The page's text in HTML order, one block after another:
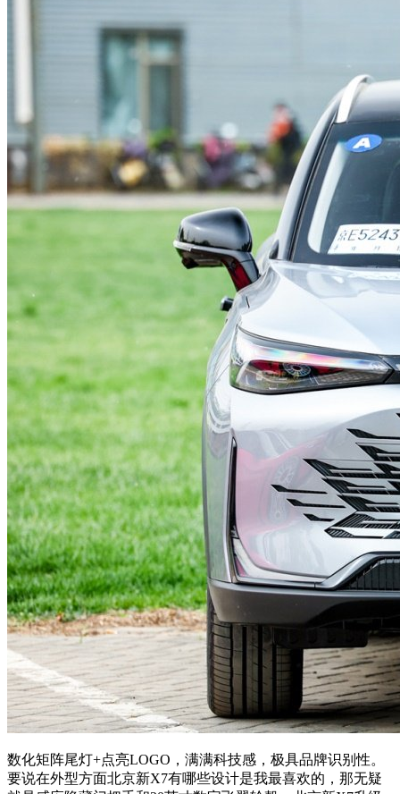
数化矩阵尾灯+点亮LOGO，满满科技感，极具品牌识别性。
要说在外型方面北京新X7有哪些设计是我最喜欢的，那无疑